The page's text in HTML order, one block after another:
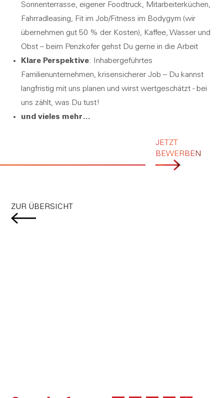
Sonnenterrasse, eigener Foodtruck, Mitarbeiterküchen,
Fahrradleasing, Fit im Job/Fitness im Bodygym (wir
übernehmen gut 50 % der Kosten), Kaffee, Wasser und
Obst – beim Penzkofer gehst Du gerne in die Arbeit
Klare Perspektive: Inhabergeführtes
Familienunternehmen, krisensicherer Job – Du kannst
langfristig mit uns planen und wirst wertgeschätzt - bei
uns zählt, was Du tust!
und vieles mehr…
JETZT
BEWERBEN
ZUR ÜBERSICHT